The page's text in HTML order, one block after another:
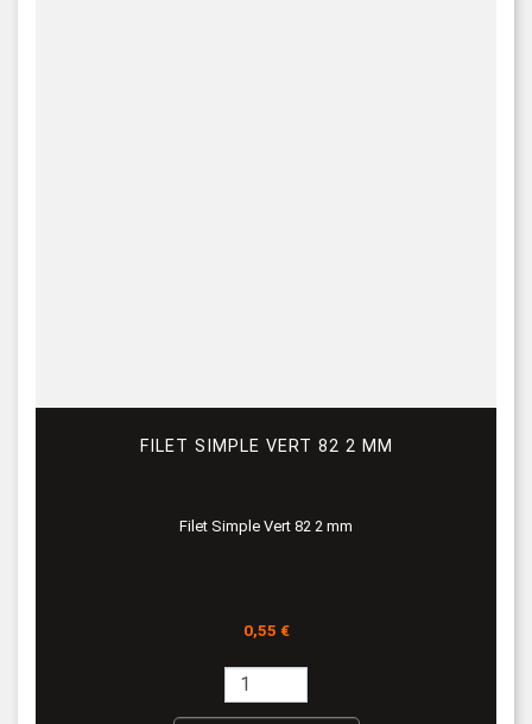
FILET SIMPLE VERT 82 2 MM
Filet Simple Vert 82 2 mm
Prix
0,55 €